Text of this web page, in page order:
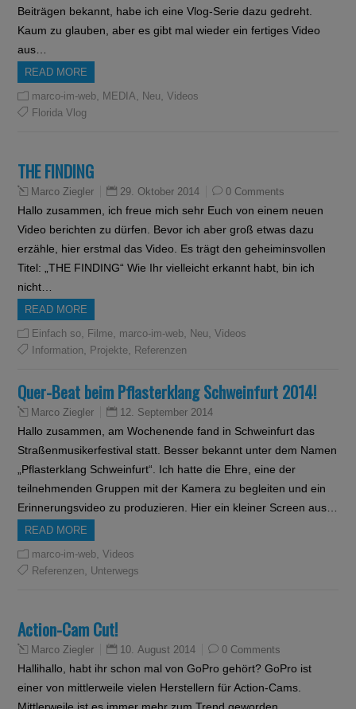
Beiträgen bekannt, habe ich eine Vlog-Serie dazu gedreht.
Kaum zu glauben, aber es gibt mal wieder ein fertiges Video
aus…
READ MORE
marco-im-web
MEDIA Neu ,Videos
Florida Vlog
THE FINDING
Marco Ziegler 29. Oktober 2014 0 Comments
Hallo zusammen, ich freue mich sehr Euch von einem neuen
Video berichten zu dürfen. Bevor ich aber groß etwas dazu
erzähle, hier erstmal das Video. Es trägt den geheiminsvollen
Titel: „THE FINDING“ Wie Ihr vielleicht erkannt habt, bin ich
nicht…
READ MORE
Einfach so
Filme marco-im-web Neu ,Videos
Information
Projekte Referenzen
Quer-Beat beim Pflasterklang Schweinfurt 2014!
Marco Ziegler 12. September 2014
Hallo zusammen, am Wochenende fand in Schweinfurt das
Straßenmusikerfestival statt. Besser bekannt unter dem Namen
„Pflasterklang Schweinfurt“. Ich hatte die Ehre, eine der
teilnehmenden Gruppen mit der Kamera zu begleiten und ein
Erinnerungsvideo zu produzieren. Hier ein kleiner Screen aus…
READ MORE
marco-im-web ,Videos
Referenzen
Unterwegs
Action-Cam Cut!
Marco Ziegler 10. August 2014 0 Comments
Hallihallo, habt ihr schon mal von GoPro gehört? GoPro ist
einer von mittlerweile vielen Herstellern für Action-Cams.